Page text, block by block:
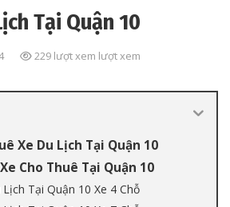
Tại Quận 10
229 lượt xem lượt xem
Xe Du Lịch Tại Quận 10
Cho Thuê Tại Quận 10
Tại Quận 10 Xe 4 Chỗ